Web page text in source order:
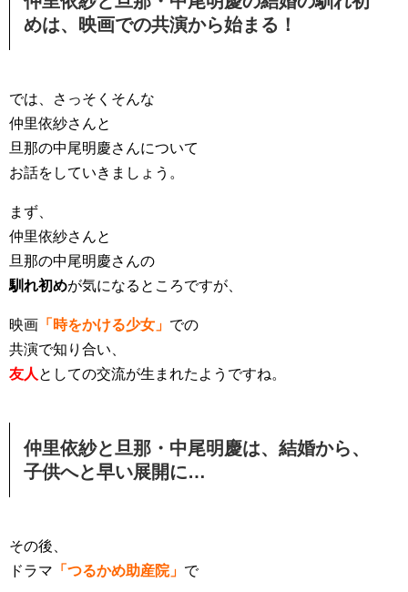
めは、映画での共演から始まる！
では、さっそくそんな
仲里依紗さんと
旦那の中尾明慶さんについて
お話をしていきましょう。
まず、
仲里依紗さんと
旦那の中尾明慶さんの
馴れ初めが気になるところですが、
映画 「時をかける少女」 での
共演で知り合い、
友人 としての交流が生まれたようですね。
仲里依紗と旦那・中尾明慶は、結婚から、
子供へと早い展開に…
その後、
ドラマ 「つるかめ助産院」 で